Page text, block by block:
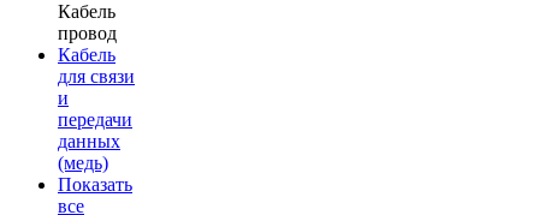
Кабель
провод
Кабель
для связи
и
передачи
данных
(медь)
Показать
все